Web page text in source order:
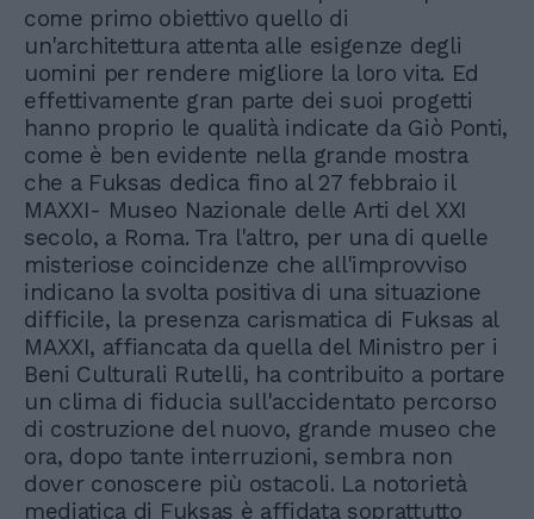
come primo obiettivo quello di
un'architettura attenta alle esigenze degli
uomini per rendere migliore la loro vita. Ed
effettivamente gran parte dei suoi progetti
hanno proprio le qualità indicate da Giò Ponti,
come è ben evidente nella grande mostra
che a Fuksas dedica fino al 27 febbraio il
MAXXI- Museo Nazionale delle Arti del XXI
secolo, a Roma. Tra l'altro, per una di quelle
misteriose coincidenze che all'improvviso
indicano la svolta positiva di una situazione
difficile, la presenza carismatica di Fuksas al
MAXXI, affiancata da quella del Ministro per i
Beni Culturali Rutelli, ha contribuito a portare
un clima di fiducia sull'accidentato percorso
di costruzione del nuovo, grande museo che
ora, dopo tante interruzioni, sembra non
dover conoscere più ostacoli. La notorietà
mediatica di Fuksas è affidata soprattutto